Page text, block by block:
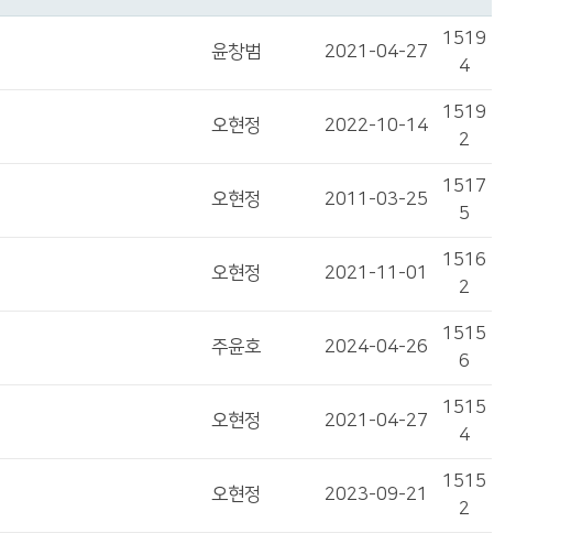
윤창범 2021-04-27
1519
4
오현정 2022-10-14
1519
2
오현정 2011-03-25
1517
5
오현정 2021-11-01
1516
2
주윤호 2024-04-26
1515
6
오현정 2021-04-27
1515
4
오현정 2023-09-21
1515
2